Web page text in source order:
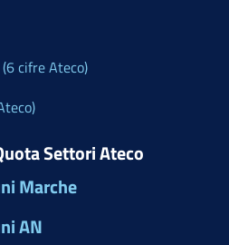
cifre Ateco)
Settori Ateco
Marche
AN